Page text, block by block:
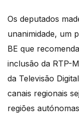
Os deputados
unanimidade, um
BE que
inclusão da RTP-
da Televisão
canais regionais
regiões